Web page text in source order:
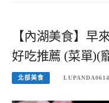
【內湖美食】早
好吃推薦 (菜單)(
北部美食